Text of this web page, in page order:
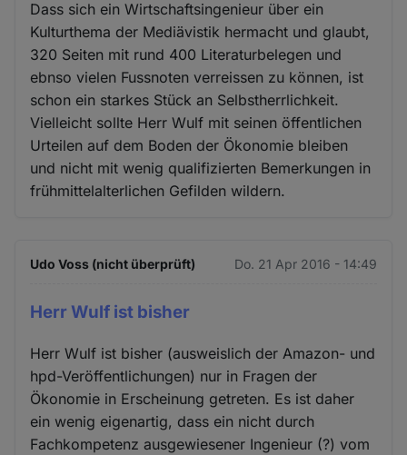
Dass sich ein Wirtschaftsingenieur über ein
Kulturthema der Mediävistik hermacht und glaubt,
320 Seiten mit rund 400 Literaturbelegen und
ebnso vielen Fussnoten verreissen zu können, ist
schon ein starkes Stück an Selbstherrlichkeit.
Vielleicht sollte Herr Wulf mit seinen öffentlichen
Urteilen auf dem Boden der Ökonomie bleiben
und nicht mit wenig qualifizierten Bemerkungen in
frühmittelalterlichen Gefilden wildern.
Udo Voss (nicht überprüft) Do. 21 Apr 2016 - 14:49
Herr Wulf ist bisher
Herr Wulf ist bisher (ausweislich der Amazon- und
hpd-Veröffentlichungen) nur in Fragen der
Ökonomie in Erscheinung getreten. Es ist daher
ein wenig eigenartig, dass ein nicht durch
Fachkompetenz ausgewiesener Ingenieur (?) vom